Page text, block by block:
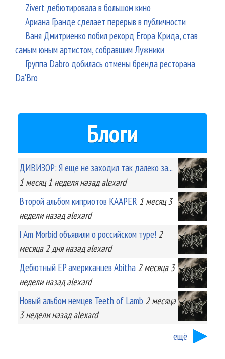
Zivert дебютировала в большом кино
Ариана Гранде сделает перерыв в публичности
Ваня Дмитриенко побил рекорд Егора Крида, став
самым юным артистом, собравшим Лужники
Группа Dabro добилась отмены бренда ресторана
Da'Bro
Блоги
ДИВИЗОР: Я еще не заходил так далеко за...
1 месяц 1 неделяназад alexard
Второй альбом киприотов KA'APER 1 месяц 3
неделиназад alexard
I Am Morbid объявили о российском туре! 2
месяца 2 дняназад alexard
Дебютный EP американцев Abitha 2 месяца 3
неделиназад alexard
Новый альбом немцев Teeth of Lamb 2 месяца
3 неделиназад alexard
ещё